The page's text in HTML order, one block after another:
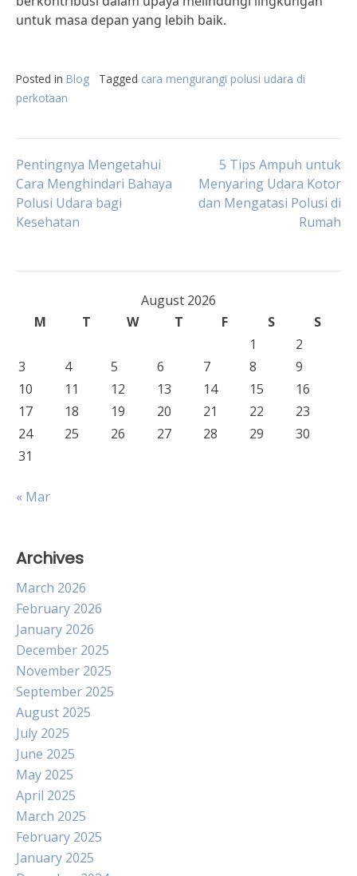
untuk masa depan yang lebih baik.
Posted in Blog Tagged cara mengurangi polusi udara di
perkotaan
Post
navigation
Pentingnya Mengetahui
Cara Menghindari Bahaya
Polusi Udara bagi
Kesehatan
5 Tips Ampuh untuk
Menyaring Udara Kotor
dan Mengatasi Polusi di
Rumah
August 2026
M
T W T F S
S
1
2
3
4 5 6 7 8
9
10
11 12 13 14 15
16
17
18 19 20 21 22
23
24
25 26 27 28 29
30
31
« Mar
Archives
March 2026
February 2026
January 2026
December 2025
November 2025
September 2025
August 2025
July 2025
June 2025
May 2025
April 2025
March 2025
February 2025
January 2025